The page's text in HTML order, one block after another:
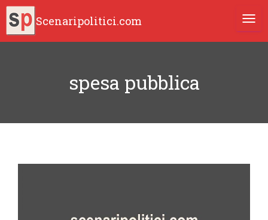
Scenaripolitici.com
spesa pubblica